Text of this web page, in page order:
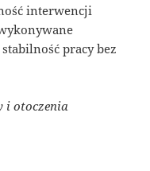
interwencji
pracy bez
i otoczenia